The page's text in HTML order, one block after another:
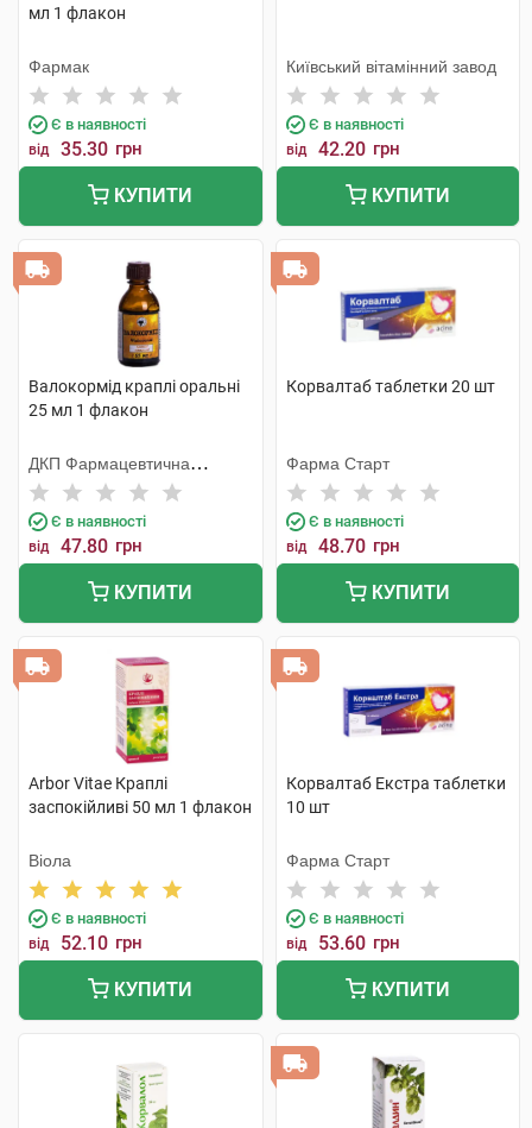
мл 1 флакон
Фармак
Є в наявності
від 35.30 грн
КУПИТИ
Київський вітамінний завод
Є в наявності
від 42.20 грн
КУПИТИ
Валокормід краплі оральні
25 мл 1 флакон
ДКП Фармацевтична
фабрика
Є в наявності
від 47.80 грн
КУПИТИ
Корвалтаб таблетки 20 шт
Фарма Старт
Є в наявності
від 48.70 грн
КУПИТИ
Arbor Vitae Краплі
заспокійливі 50 мл 1 флакон
Віола
Є в наявності
від 52.10 грн
КУПИТИ
Корвалтаб Екстра таблетки
10 шт
Фарма Старт
Є в наявності
від 53.60 грн
КУПИТИ